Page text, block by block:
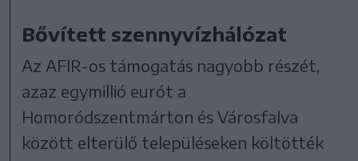
Bővített szennyvízhálózat
Az AFIR-os támogatás nagyobb részét,
azaz egymillió eurót a
Homoródszentmárton és Városfalva
között elterülő településeken költötték